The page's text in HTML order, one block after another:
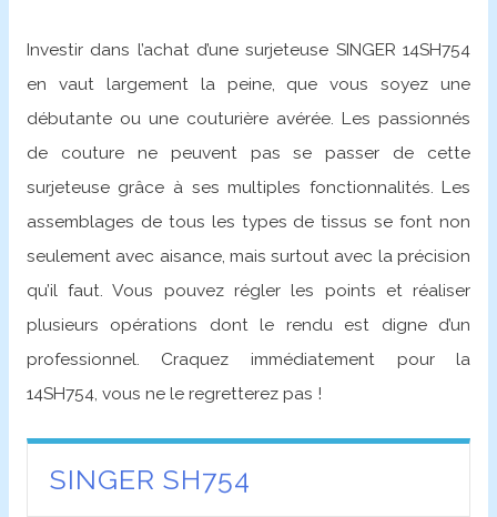
Investir dans l’achat d’une surjeteuse SINGER 14SH754
en vaut largement la peine, que vous soyez une
débutante ou une couturière avérée. Les passionnés
de couture ne peuvent pas se passer de cette
surjeteuse grâce à ses multiples fonctionnalités. Les
assemblages de tous les types de tissus se font non
seulement avec aisance, mais surtout avec la précision
qu’il faut. Vous pouvez régler les points et réaliser
plusieurs opérations dont le rendu est digne d’un
professionnel. Craquez immédiatement pour la
14SH754, vous ne le regretterez pas !
SINGER SH754